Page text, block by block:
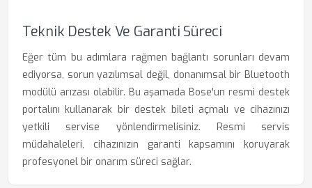
Teknik Destek Ve Garanti Süreci
Eğer tüm bu adımlara rağmen bağlantı sorunları devam
ediyorsa, sorun yazılımsal değil, donanımsal bir Bluetooth
modülü arızası olabilir. Bu aşamada Bose'un resmi destek
portalını kullanarak bir destek bileti açmalı ve cihazınızı
yetkili servise yönlendirmelisiniz. Resmi servis
müdahaleleri, cihazınızın garanti kapsamını koruyarak
profesyonel bir onarım süreci sağlar.